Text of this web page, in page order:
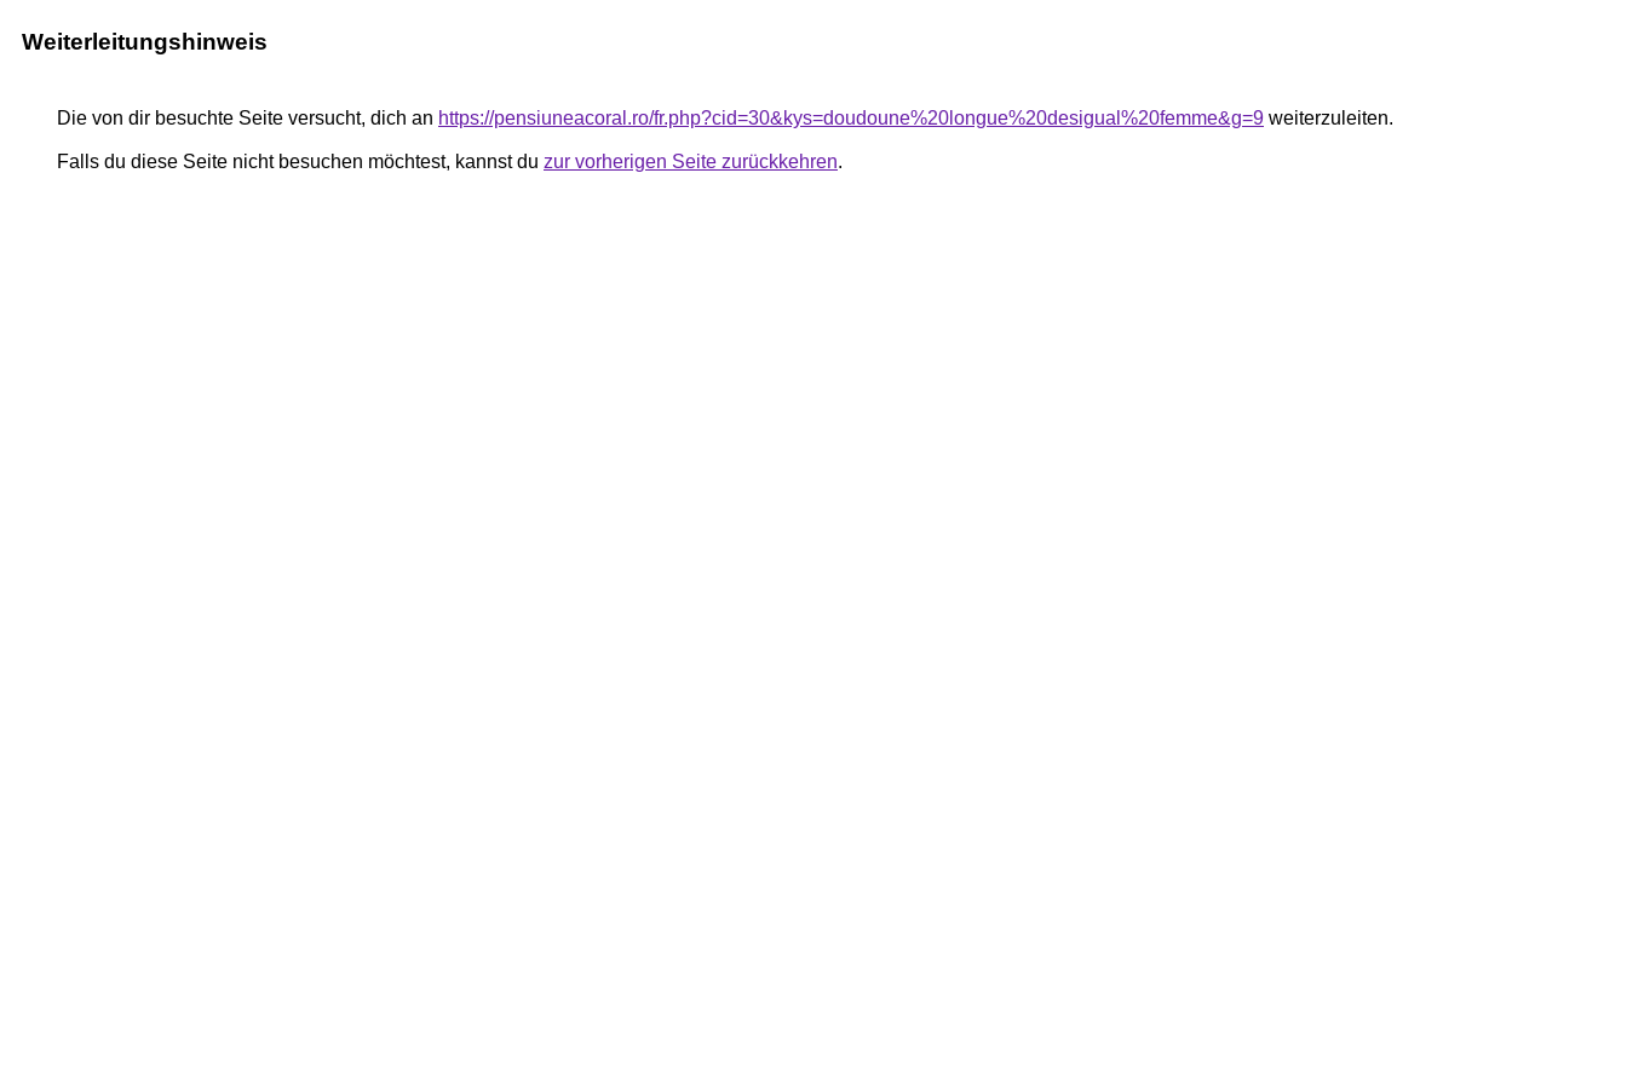
Weiterleitungshinweis
Die von dir besuchte Seite versucht, dich an https://pensiuneacoral.ro/fr.php?cid=30&kys=doudoune%20longue%20desigual%20femme&g=9 weiterzuleiten.
Falls du diese Seite nicht besuchen möchtest, kannst du zur vorherigen Seite zurückkehren.